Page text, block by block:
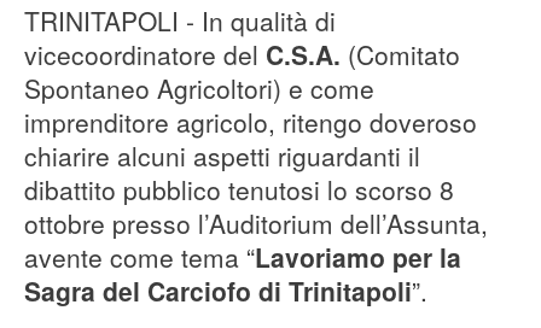
TRINITAPOLI - In qualità di
vicecoordinatore del C.S.A. (Comitato
Spontaneo Agricoltori) e come
imprenditore agricolo, ritengo doveroso
chiarire alcuni aspetti riguardanti il
dibattito pubblico tenutosi lo scorso 8
ottobre presso l’Auditorium dell’Assunta,
avente come tema “Lavoriamo per la
Sagra del Carciofo di Trinitapoli”.